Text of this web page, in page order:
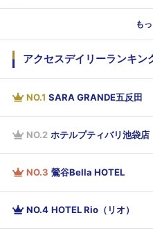
も
アクセスデイリーランキン
NO.1 SARA GRANDE五反田
NO.2 ホテルプティバリ池袋店
NO.3 鶯谷Bella HOTEL
NO.4 HOTEL Rio（リオ）